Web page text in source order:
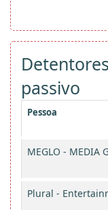
passivo
Pessoa
MEGLO - MEDIA
Plural -